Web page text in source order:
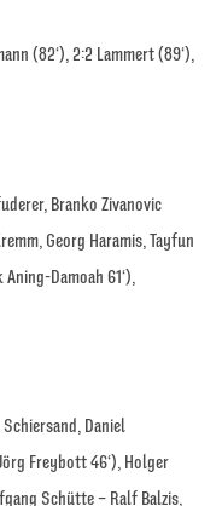
(82‘), 2:2 Lammert (89‘),
Branko Zivanovic
Georg Haramis, Tayfun
Damoah 61‘),
Daniel
Freybott 46‘), Holger
Schütte – Ralf Balzis,